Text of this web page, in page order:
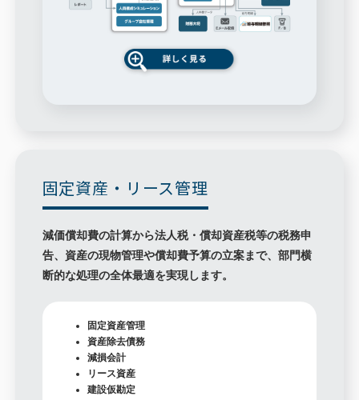
固定資産・リース管理
減価償却費の計算から法人税・償却資産税等の税務申
告、資産の現物管理や償却費予算の立案まで、部門横
断的な処理の全体最適を実現します。
固定資産管理
資産除去債務
減損会計
リース資産
建設仮勘定